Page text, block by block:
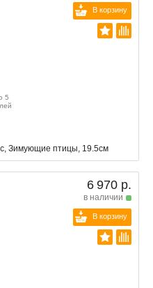
В корзину
5
Зимующие птицы, 19.5см
6 970 р.
в наличии
В корзину